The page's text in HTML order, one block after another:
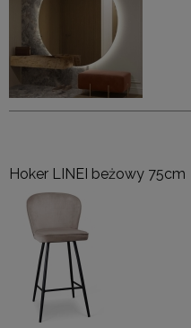
Hoker LINEI beżowy 75cm